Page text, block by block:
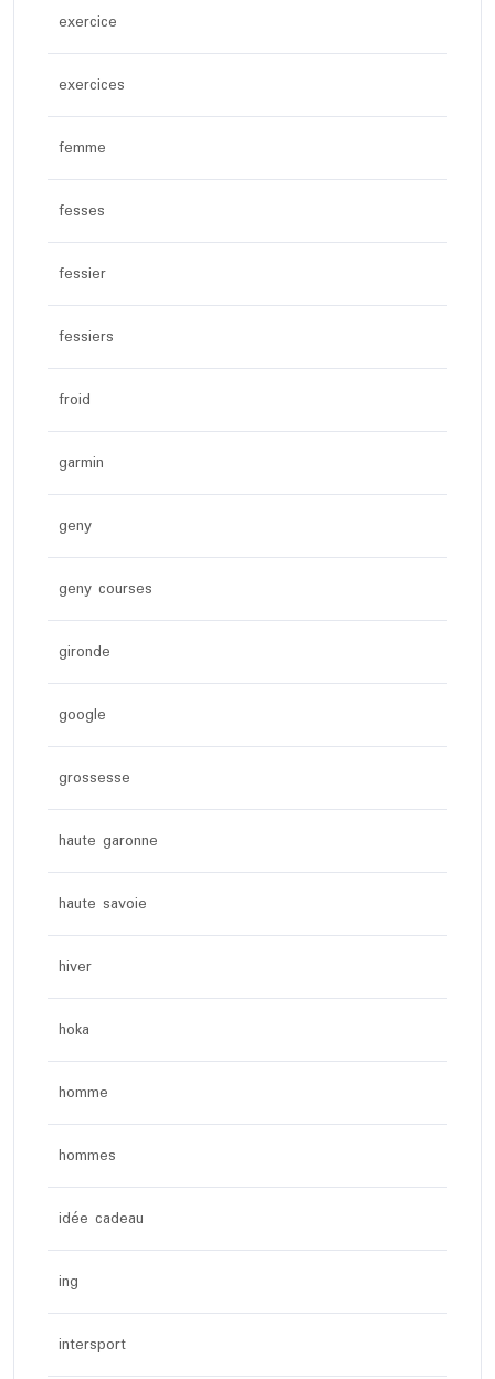
exercice
exercices
femme
fesses
fessier
fessiers
froid
garmin
geny
geny courses
gironde
google
grossesse
haute garonne
haute savoie
hiver
hoka
homme
hommes
idée cadeau
ing
intersport